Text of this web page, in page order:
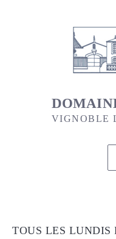
VIGNOBLE
TOUS LES LUNDIS